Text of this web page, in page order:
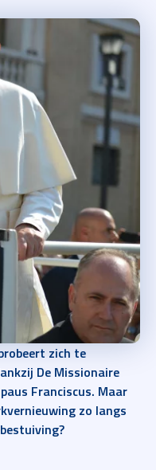
zich te
De Missionaire
Franciscus. Maar
zo langs